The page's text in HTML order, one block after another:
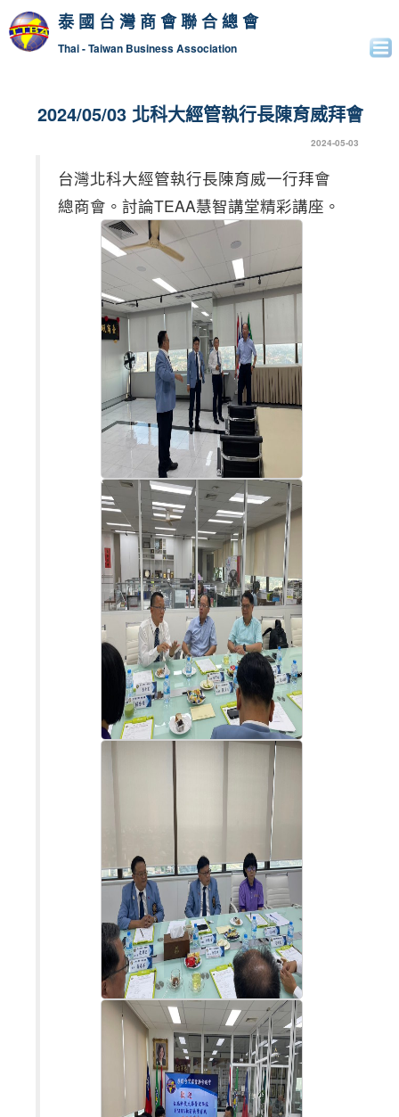
泰國台灣商會聯合總會
Thai - Taiwan Business Association
2024/05/03 北科大經管執行長陳育威拜會
2024-05-03
台灣北科大經管執行長陳育威一行拜會
總商會。討論TEAA慧智講堂精彩講座。